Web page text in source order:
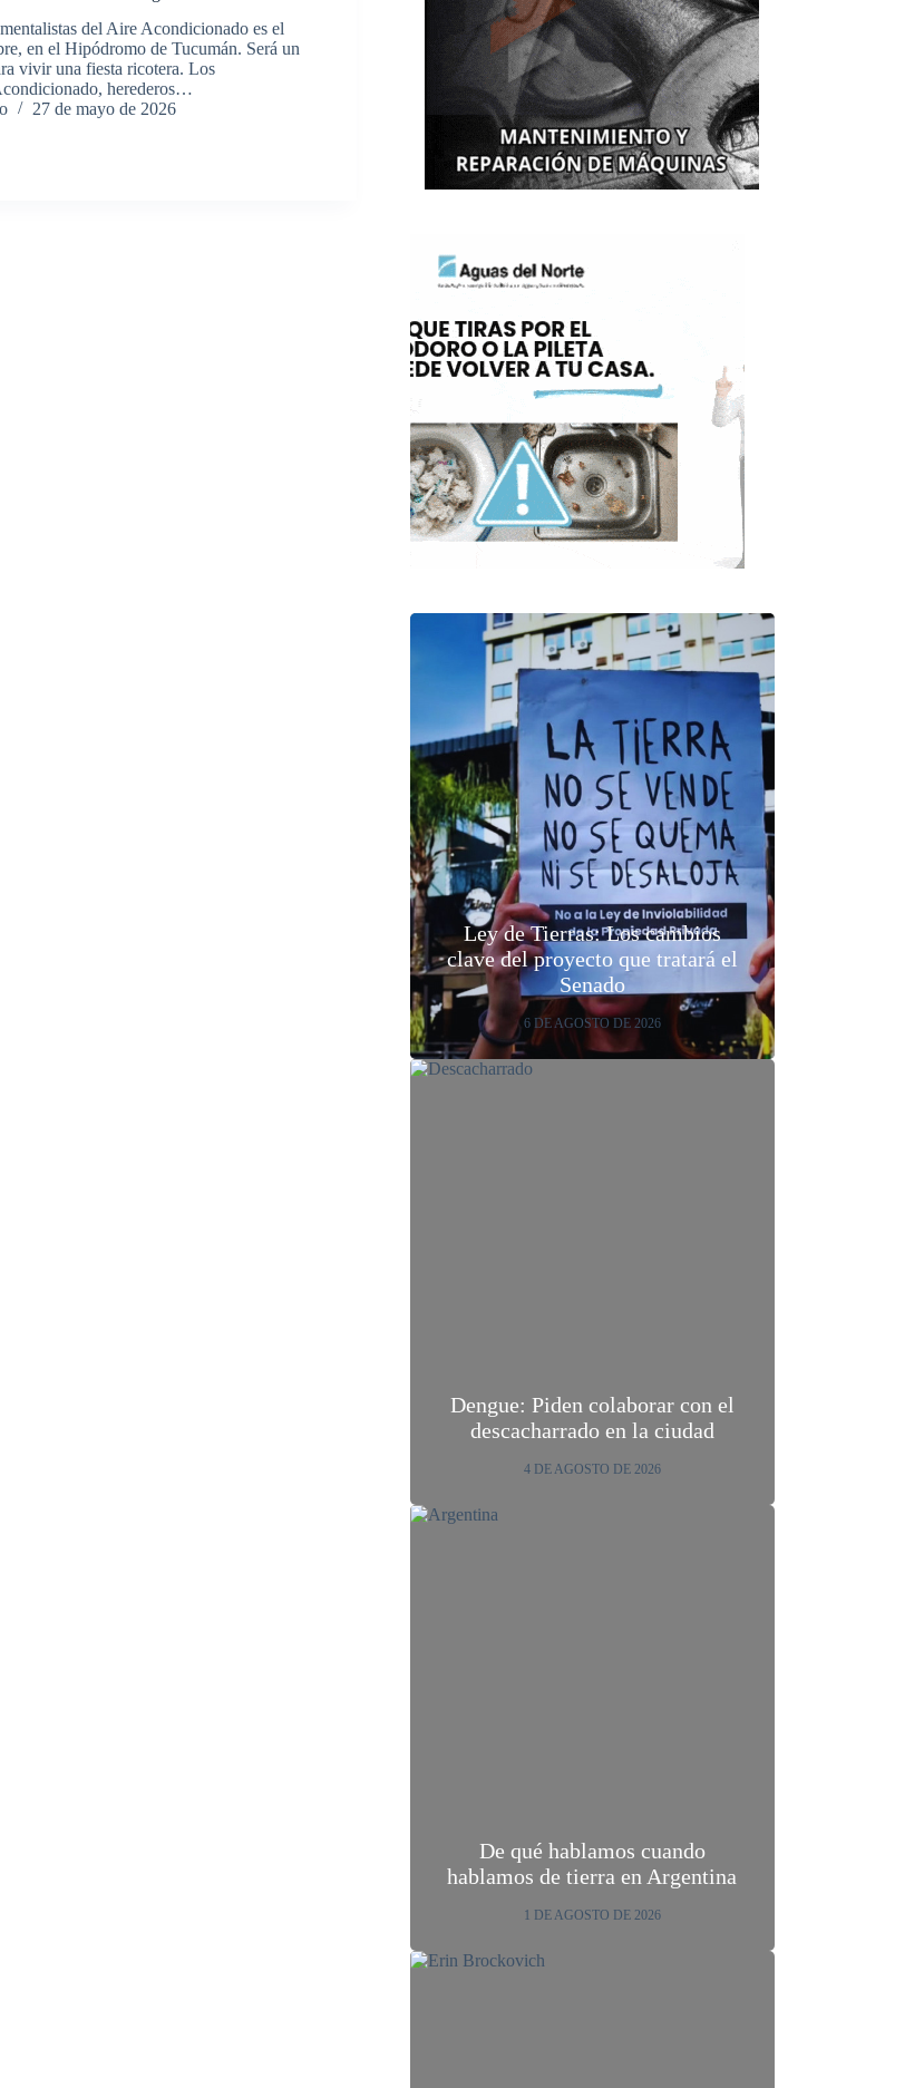
del Aire Acondicionado es el
en el Hipódromo de Tucumán. Será un
vivir una fiesta ricotera. Los
herederos…
27 de mayo de 2026
Ley de Tierras: Los cambios
clave del proyecto que tratará el
Senado
6 DE AGOSTO DE 2026
Dengue: Piden colaborar con el
descacharrado en la ciudad
4 DE AGOSTO DE 2026
De qué hablamos cuando
hablamos de tierra en Argentina
1 DE AGOSTO DE 2026